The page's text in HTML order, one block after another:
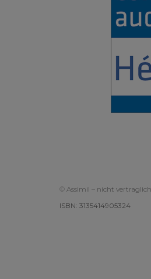
© Assimil – nicht
ISBN: 3135414905324